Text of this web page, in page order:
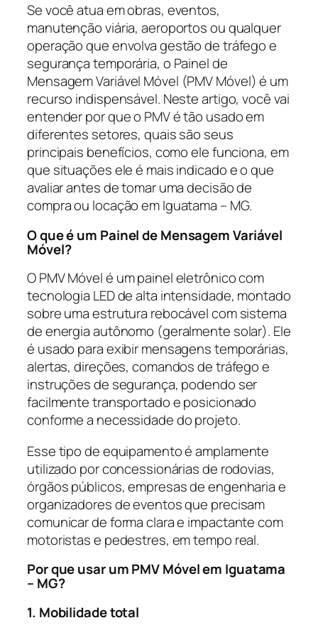
Se você atua em obras, eventos,
manutenção viária, aeroportos ou qualquer
operação que envolva gestão de tráfego e
segurança temporária, o Painel de
Mensagem Variável Móvel (PMV Móvel) é um
recurso indispensável. Neste artigo, você vai
entender por que o PMV é tão usado em
diferentes setores, quais são seus
principais benefícios, como ele funciona, em
que situações ele é mais indicado e o que
avaliar antes de tomar uma decisão de
compra ou locação em Iguatama – MG.
O que é um Painel de Mensagem Variável
Móvel?
O PMV Móvel é um painel eletrônico com
tecnologia LED de alta intensidade, montado
sobre uma estrutura rebocável com sistema
de energia autônomo (geralmente solar). Ele
é usado para exibir mensagens temporárias,
alertas, direções, comandos de tráfego e
instruções de segurança, podendo ser
facilmente transportado e posicionado
conforme a necessidade do projeto.
Esse tipo de equipamento é amplamente
utilizado por concessionárias de rodovias,
órgãos públicos, empresas de engenharia e
organizadores de eventos que precisam
comunicar de forma clara e impactante com
motoristas e pedestres, em tempo real.
Por que usar um PMV Móvel em Iguatama
– MG?
1. Mobilidade total